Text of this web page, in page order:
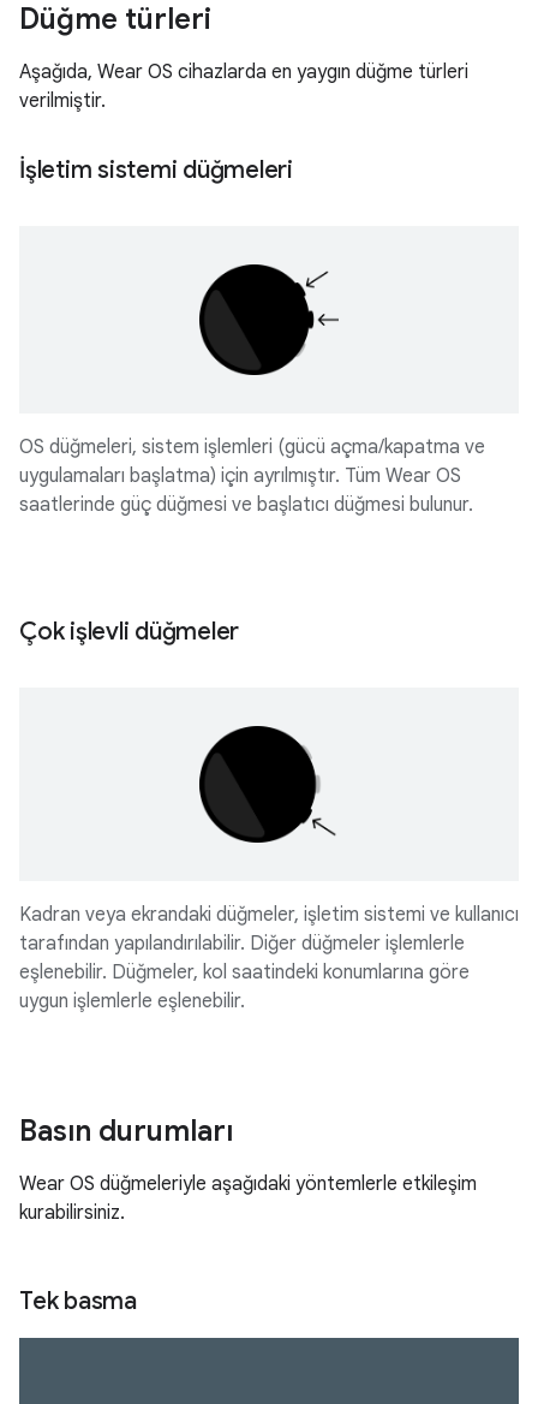
Düğme türleri
Aşağıda, Wear OS cihazlarda en yaygın düğme türleri
verilmiştir.
İşletim sistemi düğmeleri
OS düğmeleri, sistem işlemleri (gücü açma/kapatma ve
uygulamaları başlatma) için ayrılmıştır. Tüm Wear OS
saatlerinde güç düğmesi ve başlatıcı düğmesi bulunur.
Çok işlevli düğmeler
Kadran veya ekrandaki düğmeler, işletim sistemi ve kullanıcı
tarafından yapılandırılabilir. Diğer düğmeler işlemlerle
eşlenebilir. Düğmeler, kol saatindeki konumlarına göre
uygun işlemlerle eşlenebilir.
Basın durumları
Wear OS düğmeleriyle aşağıdaki yöntemlerle etkileşim
kurabilirsiniz.
Tek basma